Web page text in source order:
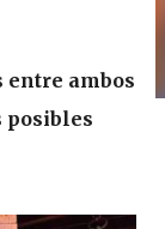
entre ambos
posibles